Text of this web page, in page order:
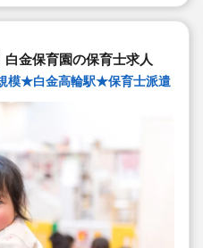
金保育園の保育士求人
模★白金高輪駅★保育士派遣